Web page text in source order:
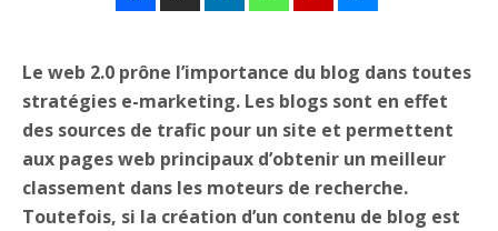
Le web 2.0 prône l’importance du blog dans toutes
stratégies e-marketing. Les blogs sont en effet
des sources de trafic pour un site et permettent
aux pages web principaux d’obtenir un meilleur
classement dans les moteurs de recherche.
Toutefois, si la création d’un contenu de blog est